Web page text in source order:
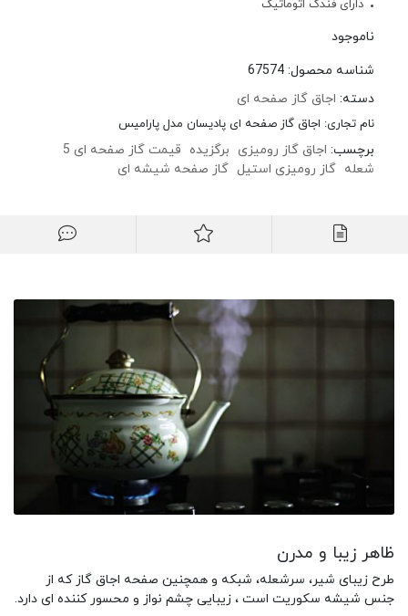
دارای فندک اتوماتیک
ناموجود
شناسه محصول: 67574
دسته: اجاق گاز صفحه ای
نام تجاری: اجاق گاز صفحه ای پادیسان مدل پارامیس
برچسب: اجاق گاز رومیزی برگزیده
قیمت گاز صفحه ای 5
شعله گاز رومیزی استیل گاز صفحه شیشه ای
ظاهر زیبا و مدرن
طرح زیبای شیر، سرشعله، شبکه و همچنین صفحه اجاق گاز که از
جنس شیشه سکوریت است ، زیبایی چشم نواز و محسور کننده ای دارد.